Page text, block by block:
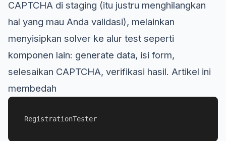
CAPTCHA di staging (itu justru menghilangkan
hal yang mau Anda validasi), melainkan
menyisipkan solver ke alur test seperti
komponen lain: generate data, isi form,
selesaikan CAPTCHA, verifikasi hasil. Artikel ini
membedah
RegistrationTester